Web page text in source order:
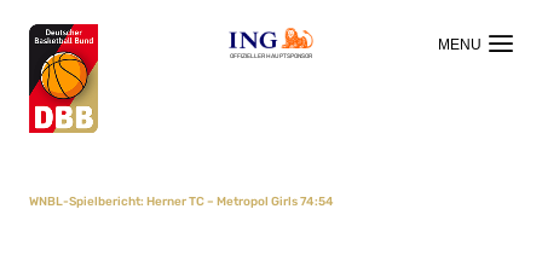
OFFIZIELLER HAUPTSPONSOR
WNBL-Spielbericht: Herner TC – Metropol Girls 74:54